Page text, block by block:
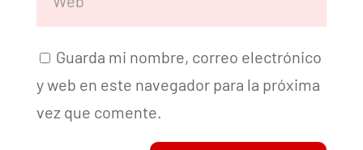
Guarda mi nombre, correo electrónico
y web en este navegador para la próxima
vez que comente.